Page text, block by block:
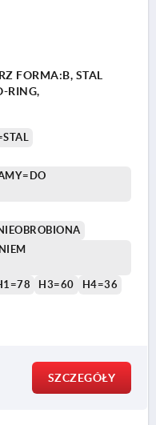
FORMA:B, STAL
RING,
H3=60
H4=36
SZCZEGÓŁY